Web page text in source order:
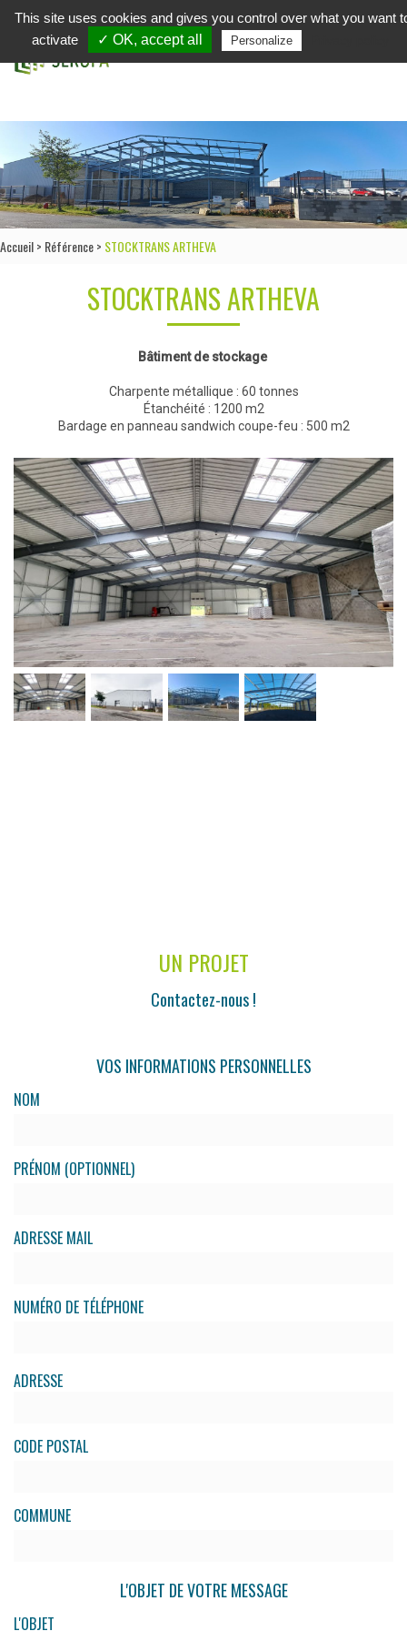
in
Accueil> Référence> STOCKTRANS ARTHEVA
STOCKTRANS ARTHEVA
Bâtiment de stockage
Charpente métallique : 60 tonnes
Étanchéité : 1200 m2
Bardage en panneau sandwich coupe-feu : 500 m2
UN PROJET
Contactez-nous !
VOS INFORMATIONS PERSONNELLES
NOM
PRÉNOM (OPTIONNEL)
ADRESSE MAIL
NUMÉRO DE TÉLÉPHONE
ADRESSE
CODE POSTAL
COMMUNE
L'OBJET DE VOTRE MESSAGE
L'OBJET
This site uses cookies and gives you control over what you want
activate
✓ OK, accept all Personalize